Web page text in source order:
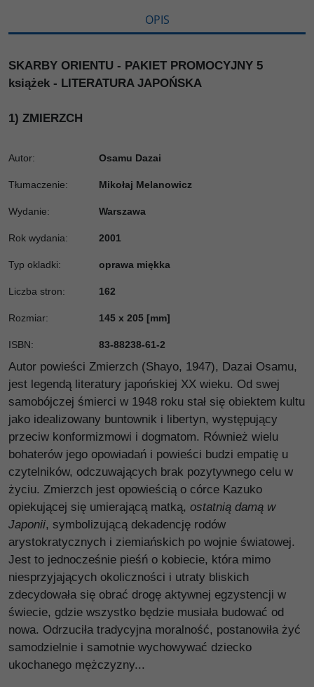
OPIS
SKARBY ORIENTU - PAKIET PROMOCYJNY 5
książek - LITERATURA JAPOŃSKA
1) ZMIERZCH
Autor: Osamu Dazai
Tłumaczenie: Mikołaj Melanowicz
Wydanie: Warszawa
Rok wydania: 2001
Typ okladki: oprawa miękka
Liczba stron: 162
Rozmiar: 145 x 205 [mm]
ISBN: 83-88238-61-2
Autor powieści Zmierzch (Shayo, 1947), Dazai Osamu,
jest legendą literatury japońskiej XX wieku. Od swej
samobójczej śmierci w 1948 roku stał się obiektem kultu
jako idealizowany buntownik i libertyn, występujący
przeciw konformizmowi i dogmatom. Również wielu
bohaterów jego opowiadań i powieści budzi empatię u
czytelników, odczuwających brak pozytywnego celu w
życiu. Zmierzch jest opowieścią o córce Kazuko
opiekującej się umierającą matką, ostatnią damą w
Japonii, symbolizującą dekadencję rodów
arystokratycznych i ziemiańskich po wojnie światowej.
Jest to jednocześnie pieśń o kobiecie, która mimo
niesprzyjających okoliczności i utraty bliskich
zdecydowała się obrać drogę aktywnej egzystencji w
świecie, gdzie wszystko będzie musiała budować od
nowa. Odrzuciła tradycyjna moralność, postanowiła żyć
samodzielnie i samotnie wychowywać dziecko
ukochanego mężczyzny...